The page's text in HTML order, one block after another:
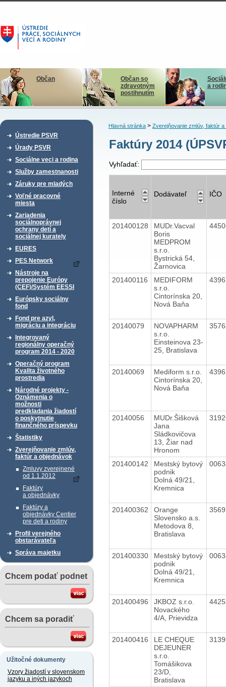
Občan
Občan so
zdravotným
postihnutím
a
Ústredie PSVR
Úrady PSVR
Sociálne veci a rodina
Služby zamestnanosti
Záruky pre mladých
Voľné pracovné
miesta
Zariadenia
sociálnoprávnej
ochrany detí a
sociálnej kurately
EURES
PES Network
Nástroje na
prepojenie Európy
(CEF)/Systém EESSI
Európsky sociálny
fond
Fond pre azyl,
migráciu a integráciu
Integrovaný
regionálny operačný
program 2014 - 2020
Operačný program
Kvalita životného
prostredia
Národné projekty -
Oznámenia o
možnosti
predkladania žiadostí
o poskytnutie
finančného príspevku
Štatistiky
Zverejňovanie zmlúv,
faktúr a objednávok
Zmluvy zverejnené
od 1.1.2012
Faktúry
a objednávky
Faktúry a
objednávky Centier
pre deti a rodiny
Profil verejného
obstarávateľa
Správa majetku
Chcem podať podnet
Chcem sa poradiť
Užitočné dokumenty
Vzory žiadostí v slovenskom
jazyku a iných jazykoch
Hlavná stránka> Zverejňovanie zmlúv, faktúr a
Faktúry 2014
Vyhľadať:
Interné
číslo
Dodávateľ IČO
201400128
MUDr.Vacval
Boris
MEDPROM
s.r.o.
Bystrická 54,
Žarnovica
201400116
MEDIFORM
s.r.o.
Cintorínska 20,
Nová Baňa
20140079
NOVAPHARM
s.r.o.
Einsteinova 23-
25, Bratislava
20140069
Mediform s.r.o.
Cintorínska 20,
Nová Baňa
20140056
MUDr.Šišková
Jana
Sládkovičova
13, Žiar nad
Hronom
201400142
Mestský bytový
podnik
Dolná 49/21,
Kremnica
201400362
Orange
Slovensko a.s.
Metodova 8,
Bratislava
201400330
Mestský bytový
podnik
Dolná 49/21,
Kremnica
201400496
JKBOZ s.r.o.
Novackého
4/A, Prievidza
201400416
LE CHEQUE
DEJEUNER
s.r.o.
Tomášikova
23/D,
Bratislava